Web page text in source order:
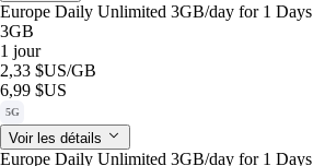
Europe Daily Unlimited 3GB/day for 1 Days
3GB
1 jour
2,33 $US/GB
6,99 $US
5G
Voir les détails
Europe Daily Unlimited 3GB/day for 1 Days